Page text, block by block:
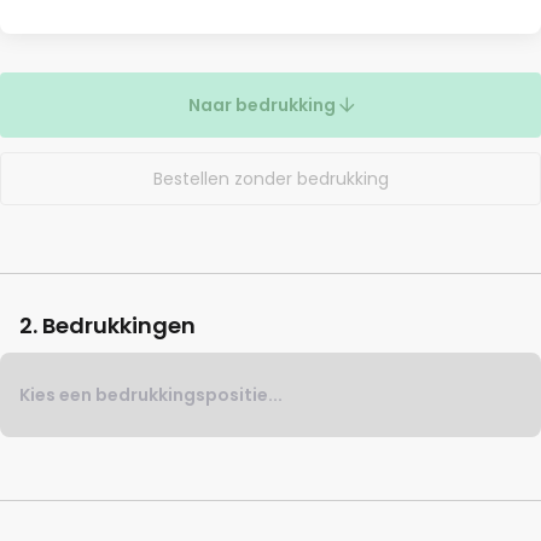
Naar bedrukking
Bestellen zonder bedrukking
2. Bedrukkingen
Kies een bedrukkingspositie...